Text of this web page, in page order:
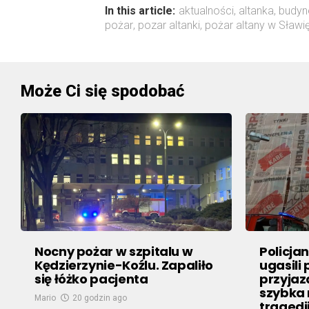
In this article: aktualności, altanka,
pożar, pozar altanki, pożar altany w
Może Ci się spodobać
Nocny pożar w szpitalu w
Kędzierzynie-Koźlu. Zapaliło
się łóżko pacjenta
Mario 20 godzin ago
ugasili
szybka